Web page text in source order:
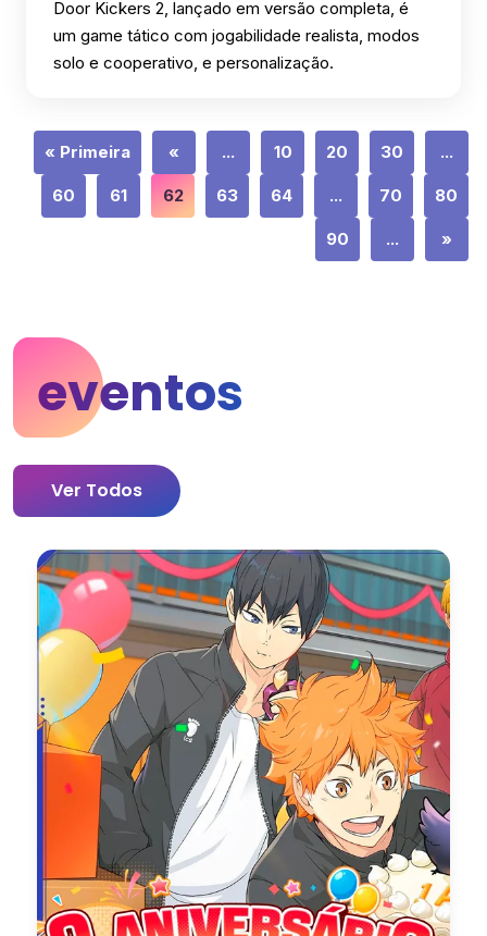
Door Kickers 2, lançado em versão completa, é
um game tático com jogabilidade realista, modos
solo e cooperativo, e personalização.
« Primeira « ... 10 20 30 ...
60 61 62 63 64 ... 70 80
90 ... »
eventos
Ver Todos